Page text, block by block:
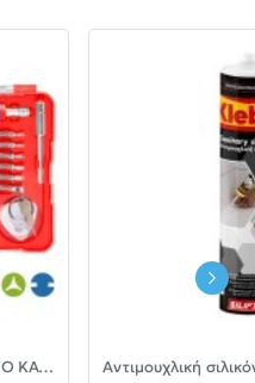
-30%EMTOP ΣΕΤ 37ΤΜΧ ΕΝΑΛΛΑΞΙΜΟ ΚΑΤΣΑΒΙΔΙ ΜΕ ΜΥΤΕΣ EBST03702